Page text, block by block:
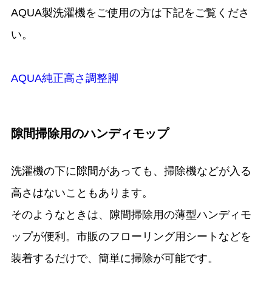
AQUA製洗濯機をご使用の方は下記をご覧くださ
い。
AQUA純正高さ調整脚
隙間掃除用のハンディモップ
洗濯機の下に隙間があっても、掃除機などが入る
高さはないこともあります。
そのようなときは、隙間掃除用の薄型ハンディモ
ップが便利。市販のフローリング用シートなどを
装着するだけで、簡単に掃除が可能です。